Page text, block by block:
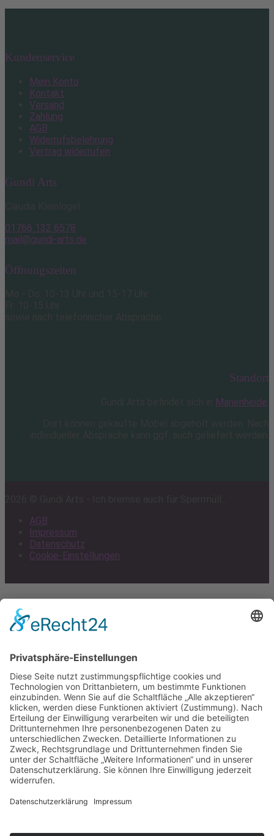
Kundenservice
Mein Konto
Kontakt
Versand
Zahlung
AGB
Widerrufsbelehrung
Vertrag widerrufen
Gundi Arts
01766 132 6578
mail@gundi-arts.de
Öffnungszeiten
Standort
Marienheide
AGB
Impressum
Datenschutz
Cookie-Einstellungen
to
top